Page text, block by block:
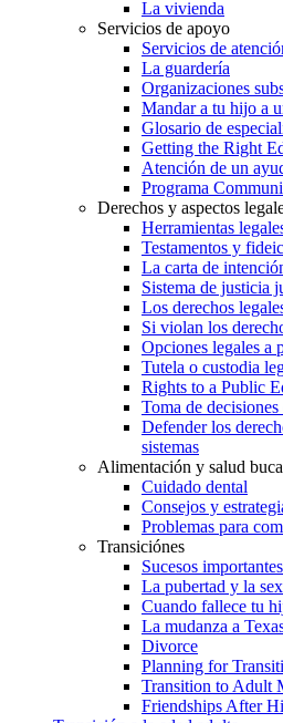
La vivienda
Servicios de apoyo
Servicios de
La guardería
Organizaciones
Mandar a tu hijo a
Glosario de
Getting the Right
Atención de un
Programa
Derechos y aspectos
Herramientas
Testamentos y
La carta de
Sistema de justicia
Los derechos
Si violan los
Opciones legales a
Tutela o custodia
Rights to a Public
Toma de
Defender los
sistemas
Alimentación y salud
Cuidado dental
Consejos y
Problemas para
Transiciónes
Sucesos
La pubertad y la
Cuando fallece tu
La mudanza a
Divorce
Planning for
Transition to Adult
Friendships After